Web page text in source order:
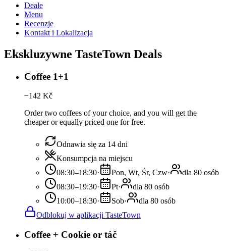
Deale
Menu
Recenzje
Kontakt i Lokalizacja
Ekskluzywne TasteTown Deals
Coffee 1+1
−142 Kč
Order two coffees of your choice, and you will get the
cheaper or equally priced one for free.
Odnawia się za 14 dni
Konsumpcja na miejscu
08:30–18:30· Pon, Wt, Śr, Czw·
dla 80 osób
08:30–19:30· Pt·
dla 80 osób
10:00–18:30· Sob·
dla 80 osób
Odblokuj w aplikacji TasteTown
Coffee + Cookie or táč